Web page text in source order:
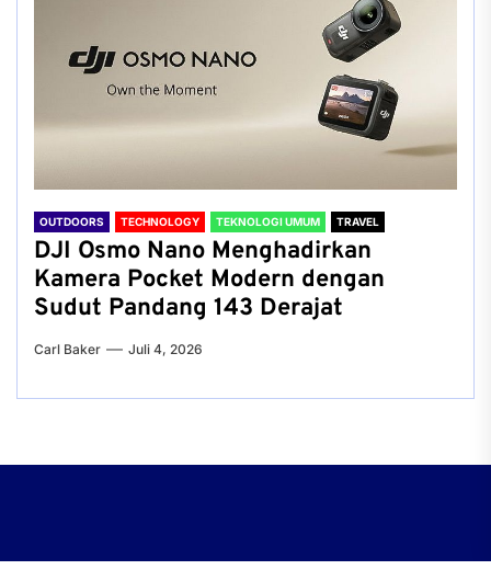
OUTDOORS TECHNOLOGY TEKNOLOGI UMUM TRAVEL
DJI Osmo Nano Menghadirkan
Kamera Pocket Modern dengan
Sudut Pandang 143 Derajat
Carl Baker Juli 4, 2026